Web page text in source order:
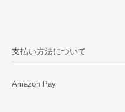
支払い方法について
Amazon Pay